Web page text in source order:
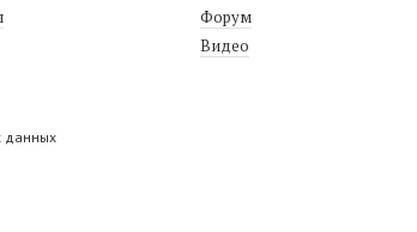
Форум
Видео
данных